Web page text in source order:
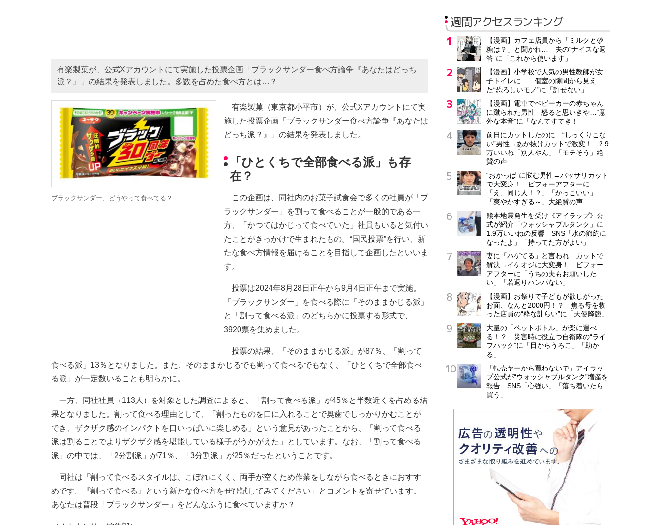
有楽製菓が、公式Xアカウントにて実施した投票企画「ブラックサンダー食べ方論争『あなたはどっち
派？』」の結果を発表しました。多数を占めた食べ方とは…？
ブラックサンダー、どうやって食べてる？
有楽製菓（東京都小平市）が、公式Xアカウントにて実
施した投票企画「ブラックサンダー食べ方論争『あなたは
どっち派？』」の結果を発表しました。
「ひとくちで全部食べる派」も存
在？
この企画は、同社内のお菓子試食会で多くの社員が「ブ
ラックサンダー」を割って食べることが一般的である一
方、「かつてはかじって食べていた」社員もいると気付い
たことがきっかけで生まれたもの。“国民投票”を行い、新
たな食べ方情報を届けることを目指して企画したといいま
す。
投票は2024年8月28日正午から9月4日正午まで実施。
「ブラックサンダー」を食べる際に「そのままかじる派」
と「割って食べる派」のどちらかに投票する形式で、
3920票を集めました。
投票の結果、「そのままかじる派」が87％、「割って
食べる派」13％となりました。また、そのままかじるでも割って食べるでもなく、「ひとくちで全部食べ
る派」が一定数いることも明らかに。
一方、同社社員（113人）を対象とした調査によると、「割って食べる派」が45％と半数近くを占める結
果となりました。割って食べる理由として、「割ったものを口に入れることで奥歯でしっかりかむことが
でき、ザクザク感のインパクトを口いっぱいに楽しめる」という意見があったことから、「割って食べる
派は割ることでよりザクザク感を堪能している様子がうかがえた」としています。なお、「割って食べる
派」の中では、「2分割派」が71％、「3分割派」が25％だったということです。
同社は「割って食べるスタイルは、こぼれにくく、両手が空くため作業をしながら食べるときにおすす
めです。『割って食べる』という新たな食べ方をぜひ試してみてください」とコメントを寄せています。
あなたは普段「ブラックサンダー」をどんなふうに食べていますか？
週間アクセスランキング
【漫画】カフェ店員から「ミルクと砂
糖は？」と聞かれ… 夫の“ナイスな返
答”に「これから使います」
【漫画】小学校で人気の男性教師が女
子トイレに… 個室の隙間から見え
た“恐ろしいモノ”に「許せない」
【漫画】電車でベビーカーの赤ちゃん
に蹴られた男性 怒ると思いきや…“意
外な本音”に「なんてすてき！」
前日にカットしたのに…“しっくりこな
い”男性→あか抜けカットで激変！ 2.9
万いいね「別人やん」「モテそう」絶
賛の声
“おかっぱ”に悩む男性→バッサリカット
で大変身！ ビフォーアフターに
「え、同じ人！？」「かっこいい」
「爽やかすぎる～」大絶賛の声
熊本地震発生を受け《アイラップ》公
式が紹介「ウォッシャブルタンク」に
1.9万いいねの反響 SNS「水の節約に
なったよ」「持ってた方がよい」
妻に「ハゲてる」と言われ…カットで
解決→イケオジに大変身！ ビフォー
アフターに「うちの夫もお願いした
い」「若返りハンパない」
【漫画】お祭りで子どもが欲しがった
お面、なんと2000円！？ 焦る母を救
った店員の“粋な計らい”に「天使降臨」
大量の「ペットボトル」が楽に運べ
る！？ 災害時に役立つ自衛隊の“ライ
フハック”に「目からうろこ」「助か
る」
「転売ヤーから買わないで」アイラッ
プ公式が“ウォッシャブルタンク”増産を
報告 SNS「心強い」「落ち着いたら
買う」